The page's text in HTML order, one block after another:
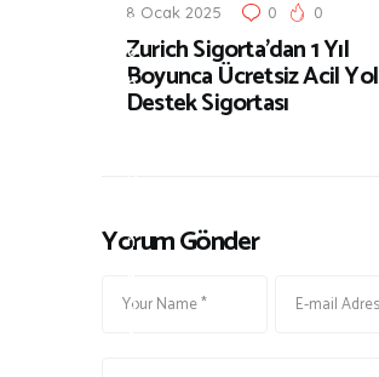
m
o
b
i
n
a
8 Ocak 2025 0 0
Zurich Sigorta’dan 1 Yıl
Boyunca Ücretsiz Acil Yol
Destek Sigortası
Yorum Gönder